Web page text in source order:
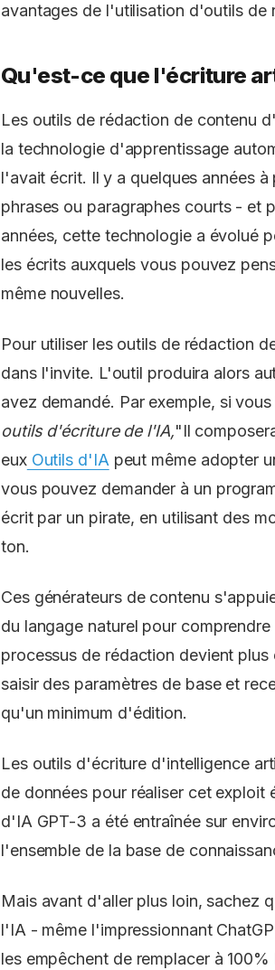
avantages de l'utilisation d'outils
Qu'est-ce que l'écriture
Les outils de rédaction de contenu
la technologie d'apprentissage
l'avait écrit. Il y a quelques années
phrases ou paragraphes courts - et
années, cette technologie a évolué
les écrits auxquels vous pouvez
même nouvelles.
Pour utiliser les outils de rédaction
dans l'invite. L'outil produira alors
avez demandé. Par exemple, si
outils d'écriture de l'IA,"Il
euxOutils d'IA peut même adopter
vous pouvez demander à un
écrit par un pirate, en utilisant des
ton.
Ces générateurs de contenu
du langage naturel pour
processus de rédaction devient
saisir des paramètres de base et
qu'un minimum d'édition.
Les outils d'écriture d'intelligence
de données pour réaliser cet exploit
d'IA GPT-3 a été entraînée sur
l'ensemble de la base de
Mais avant d'aller plus loin, sachez
l'IA - même l'impressionnant
les empêchent de remplacer à